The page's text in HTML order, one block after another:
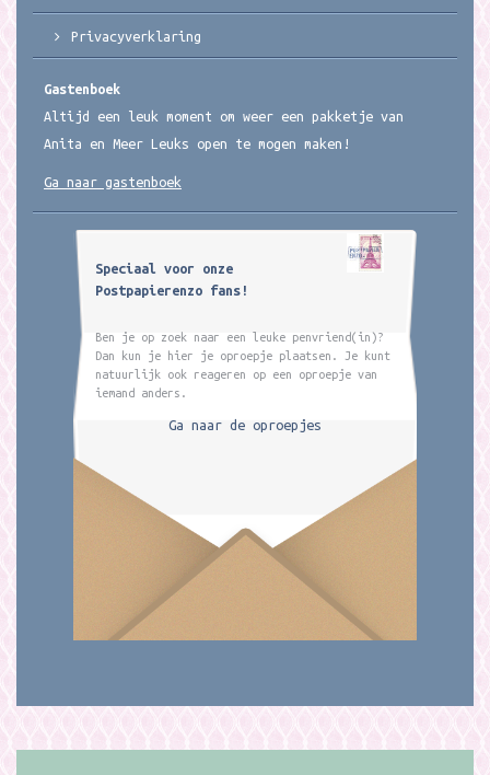
Privacyverklaring
Gastenboek
Altijd een leuk moment om weer een pakketje van
Anita en Meer Leuks open te mogen maken!
Ga naar gastenboek
Speciaal voor onze
Postpapierenzo fans!
Ben je op zoek naar een leuke penvriend(in)?
Dan kun je hier je oproepje plaatsen. Je kunt
natuurlijk ook reageren op een oproepje van
iemand anders.
Ga naar de oproepjes